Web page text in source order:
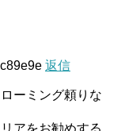
返信
ーミング頼りな
アをお勧めする